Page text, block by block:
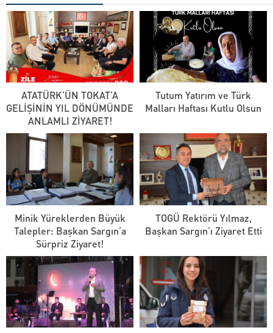
ATATÜRK’ÜN TOKAT’A
GELİŞİNİN YIL DÖNÜMÜNDE
ANLAMLI ZİYARET!
Tutum Yatırım ve Türk
Malları Haftası Kutlu Olsun
Minik Yüreklerden Büyük
Talepler: Başkan Sargın’a
Sürpriz Ziyaret!
TOGÜ Rektörü Yılmaz,
Başkan Sargın’ı Ziyaret Etti